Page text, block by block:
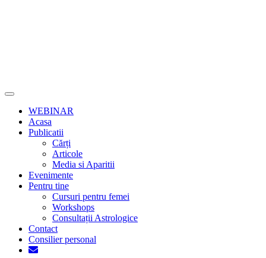
MENU
WEBINAR
Acasa
Publicatii
Cărți
Articole
Media si Aparitii
Evenimente
Pentru tine
Cursuri pentru femei
Workshops
Consultații Astrologice
Contact
Consilier personal